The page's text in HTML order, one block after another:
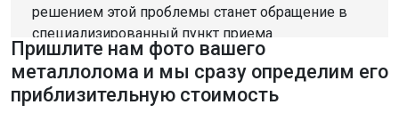
решением этой проблемы станет обращение в
специализированный пункт приема
металлолома, который также предоставляет
возможность заработать.
Компания «Втормет» предлагает услуги по сбору
Пришлите нам фото вашего
металлолома и мы сразу определим его
приблизительную стоимость